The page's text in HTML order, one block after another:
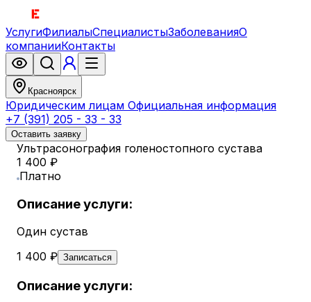
УслугиФилиалыСпециалистыЗаболеванияО
компанииКонтакты
Красноярск
Юридическим лицам Официальная информация
+7 (391) 205 - 33 - 33
Оставить заявку
Ультрасонография голеностопного сустава
1 400 ₽
Платно
Описание услуги:
Один сустав
1 400 ₽ Записаться
Описание услуги: